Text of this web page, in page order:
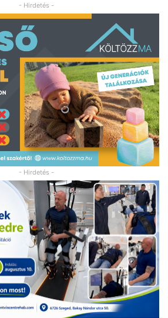
- Hirdetés -
- Hirdetés -